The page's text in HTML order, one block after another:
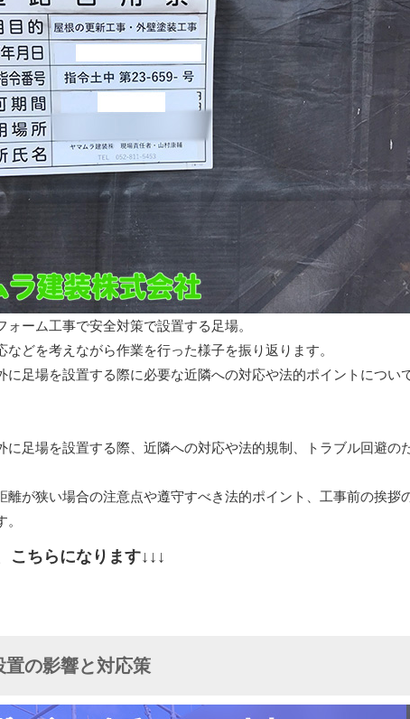
ーム工事で安全対策で設置する足場。
どを考えながら作業を行った様子を振り返ります。
に足場を設置する際に必要な近隣への対応や法的ポイントについ
に足場を設置する際、近隣への対応や法的規制、トラブル回避の
離が狭い場合の注意点や遵守すべき法的ポイント、工事前の挨拶
こちらになります↓↓↓
の影響と対応策